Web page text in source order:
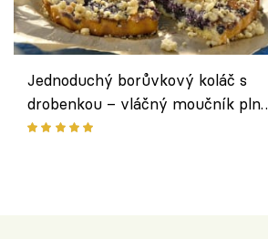
Jednoduchý borůvkový koláč s
drobenkou – vláčný moučník plný
ovoce